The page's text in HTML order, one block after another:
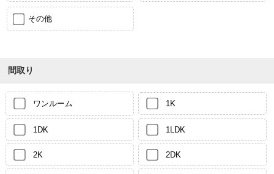
その他
間取り
ワンルーム 1K
1DK 1LDK
2K 2DK